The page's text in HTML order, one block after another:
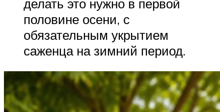
делать это нужно в первой
половине осени, с
обязательным укрытием
саженца на зимний период.